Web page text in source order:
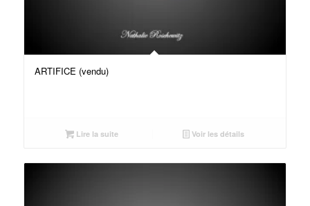
ARTIFICE (vendu)
Lire la suite Voir les détails